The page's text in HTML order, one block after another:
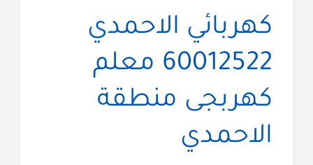
كهربائي الاحمدي
60012522 معلم
كهربجى منطقة
الاحمدي